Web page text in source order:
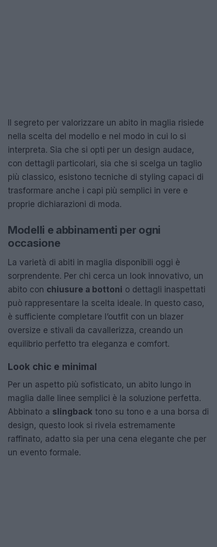
Il segreto per valorizzare un abito in maglia risiede
nella scelta del modello e nel modo in cui lo si
interpreta. Sia che si opti per un design audace,
con dettagli particolari, sia che si scelga un taglio
più classico, esistono tecniche di styling capaci di
trasformare anche i capi più semplici in vere e
proprie dichiarazioni di moda.
Modelli e abbinamenti per ogni
occasione
La varietà di abiti in maglia disponibili oggi è
sorprendente. Per chi cerca un look innovativo, un
abito con chiusure a bottoni o dettagli inaspettati
può rappresentare la scelta ideale. In questo caso,
è sufficiente completare l’outfit con un blazer
oversize e stivali da cavallerizza, creando un
equilibrio perfetto tra eleganza e comfort.
Look chic e minimal
Per un aspetto più sofisticato, un abito lungo in
maglia dalle linee semplici è la soluzione perfetta.
Abbinato a slingback tono su tono e a una borsa di
design, questo look si rivela estremamente
raffinato, adatto sia per una cena elegante che per
un evento formale.